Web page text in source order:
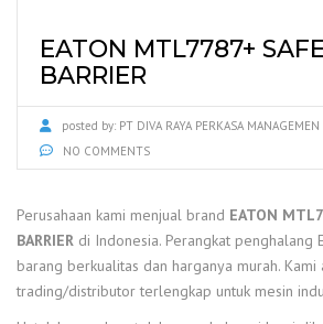
EATON MTL7787+
BARRIER
posted by: PT DIVA RAYA PERKASA MANAGEMEN
NO COMMENTS
Perusahaan kami menjual brand EATON
BARRIER di Indonesia. Perangkat penghalang
barang berkualitas dan harganya murah. Kami
trading/distributor terlengkap untuk mesin